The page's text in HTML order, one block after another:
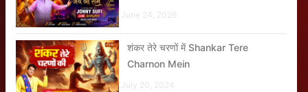
June 24, 2026
शंकर तेरे चरणों में Shankar Tere
Charnon Mein
July 20, 2024